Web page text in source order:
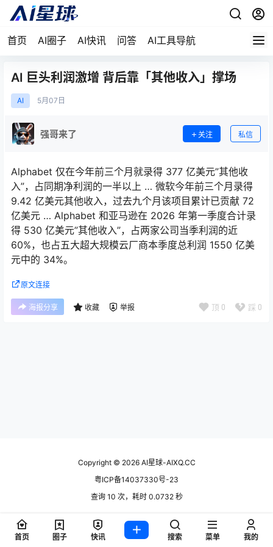
首页 AI圈子 AI快讯 问答 AI工具导航
AI 巨头利润激增 背后靠「其他收入」撑场
AI 5月 07日
强哥来了 关注 私信
Alphabet 仅在今年前三个月就录得 377 亿美元”其他收
入”，占同期净利润的一半以上 … 微软今年前三个月录得
9.42 亿美元其他收入，过去九个月该项目累计已贡献 72
亿美元 … Alphabet 和亚马逊在 2026 年第一季度合计录
得 530 亿美元”其他收入”，占两家公司当季利润的近
60%，也占五大超大规模云厂商本季度总利润 1550 亿美
元中的 34%。
原文连接
海报分享 收藏 举报 顶 0 踩 0
Copyright © 2026AI星球-AIXQ.CC
粤ICP备14037330号-23
查询 10 次，耗时 0.0732 秒
首页 圈子 快讯 搜索 菜单 我的